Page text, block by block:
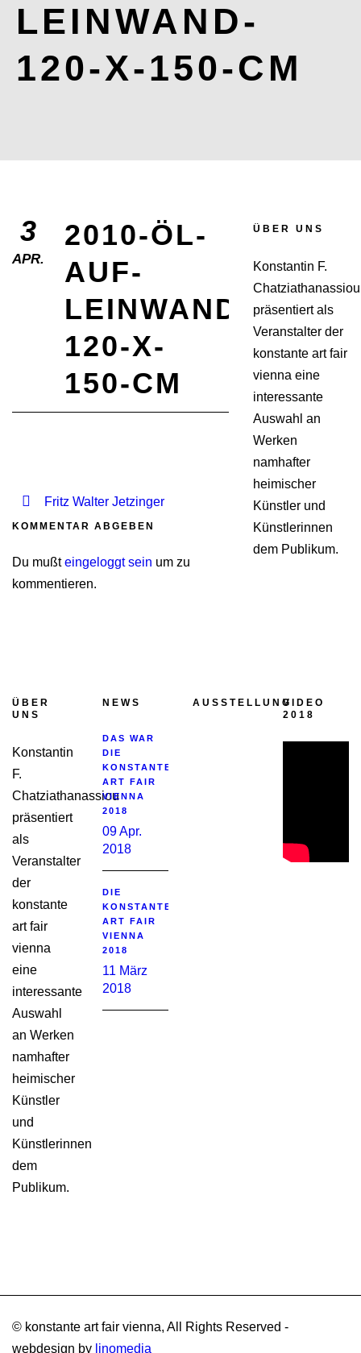
LEINWAND-
120-X-150-CM
3
APR.
2010-ÖL-
AUF-
LEINWAND-
120-X-
150-CM
Fritz Walter Jetzinger
KOMMENTAR ABGEBEN
Du mußteingeloggt sein um zu
kommentieren.
ÜBER UNS
Konstantin F.
Chatziathanassiou
präsentiert als
Veranstalter der
konstante art fair
vienna eine
interessante
Auswahl an
Werken
namhafter
heimischer
Künstler und
Künstlerinnen
dem Publikum.
ÜBER
UNS
Konstantin
F.
Chatziathanassiou
präsentiert
als
Veranstalter
der
konstante
art fair
vienna
eine
interessante
Auswahl
an Werken
namhafter
heimischer
Künstler
und
Künstlerinnen
dem
Publikum.
NEWS
DAS WAR
DIE
KONSTANTE
ART FAIR
VIENNA
2018
09 Apr.
2018
DIE
KONSTANTE
ART FAIR
VIENNA
2018
11 März
2018
AUSSTELLUNGVIDEO
2018
© konstante art fair vienna, All Rights Reserved -
webdesign by linomedia